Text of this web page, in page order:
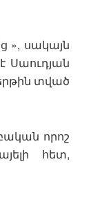
», սակայն
Սաուդյան
տված
որոշ
հետ,